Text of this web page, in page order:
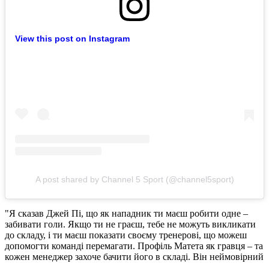
View this post on Instagram
A post shared by Channel 5 Sport (@channel5sport)
"Я сказав Джей Пі, що як нападник ти маєш робити одне –
забивати голи. Якщо ти не граєш, тебе не можуть викликати
до складу, і ти маєш показати своєму тренерові, що можеш
допомогти команді перемагати. Профіль Матета як гравця – та
кожен менеджер захоче бачити його в складі. Він неймовірний